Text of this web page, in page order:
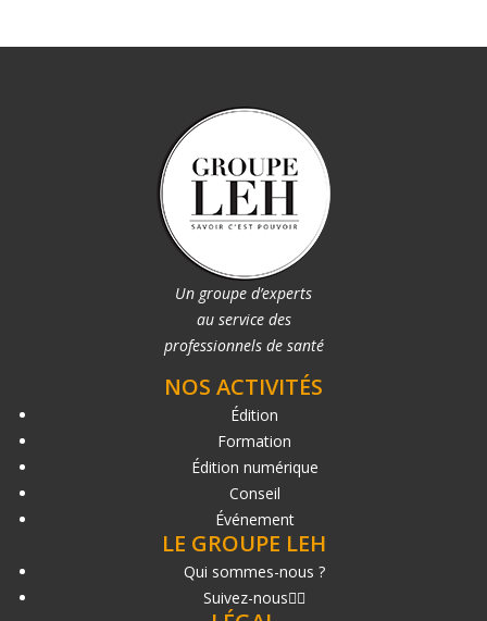
Un groupe d’experts
au service des
professionnels de santé
NOS ACTIVITÉS
Édition
Formation
Édition numérique
Conseil
Événement
LE GROUPE LEH
Qui sommes-nous ?
Suivez-nous